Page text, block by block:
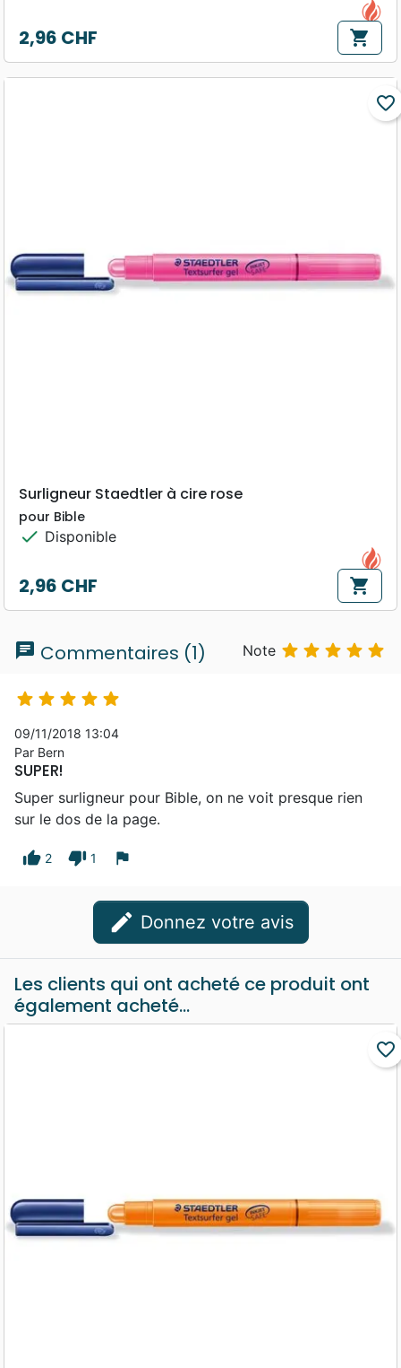
Prix
2,96 CHF shopping_cart
favorite_border
Surligneur Staedtler à cire rose
pour Bible
check Disponible
Prix
2,96 CHF shopping_cart
chat Commentaires (1) Note     
    
09/11/2018 13:04
Par Bern
SUPER!
Super surligneur pour Bible, on ne voit presque rien
sur le dos de la page.
thumb_up 2 thumb_down 1 flag
edit Donnez votre avis
Les clients qui ont acheté ce produit ont
également acheté...
favorite_border